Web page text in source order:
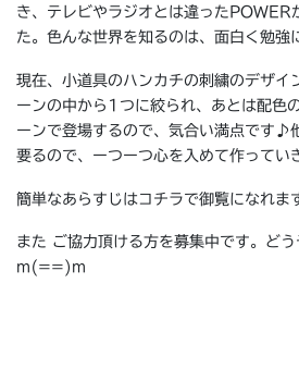
き、テレビやラジオとは違ったPOWER
た。色んな世界を知るのは、面白く勉強
現在、小道具のハンカチの刺繍のデザ
ーンの中から1つに絞られ、あとは配色
ーンで登場するので、気合い満点です♪
要るので、ーつーつ心を入めて作ってい
簡単なあらすじはコチラで御覧になれま
また ご協力頂ける方を募集中です。ど
m(==)m